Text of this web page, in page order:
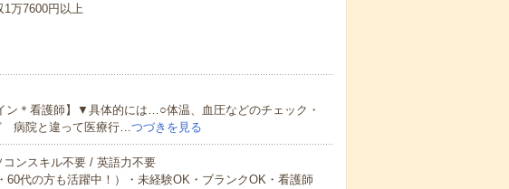
万7600円以上
ン＊看護師】▼具体的には…○体温、血圧などのチェック・
病院と違って医療行…つづきを見る
ンスキル不要 / 英語力不要
代の方も活躍中！）・未経験OK・ブランクOK・看護師